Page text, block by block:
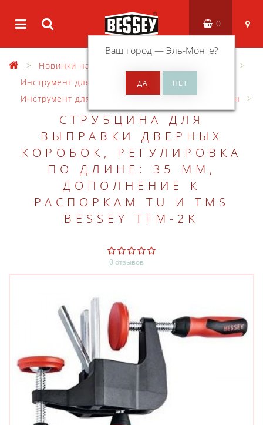
Ваш город —Эль-Монте?
0
Новинки на сайте
Инструмент для монтажа и укладки
Инструмент для монтажа дверных коробок и окон
СТРУБЦИНА ДЛЯ
ВЫПРАВКИ ДВЕРНЫХ
КОРОБОК, РЕГУЛИРОВКА
ПО ДЛИНЕ: 35 ММ,
ДОПОЛНЕНИЕ К
РАСПОРКАМ TU И TMS
BESSEY TFM-2K
0 отзывов